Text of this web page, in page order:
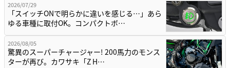
2026/07/29
「スイッチONで明らかに違いを感じる…」あら
ゆる車種に取付OK。コンパクトボ…
2026/08/05
驚異のスーパーチャージャー! 200馬力のモンス
ターが再び。カワサキ「Z H…